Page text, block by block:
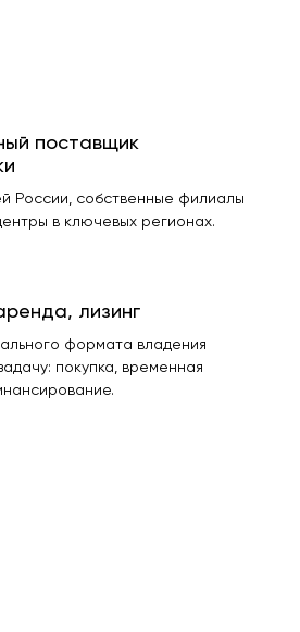
поставщик
России, собственные филиалы
в ключевых регионах.
лизинг
формата владения
покупка, временная